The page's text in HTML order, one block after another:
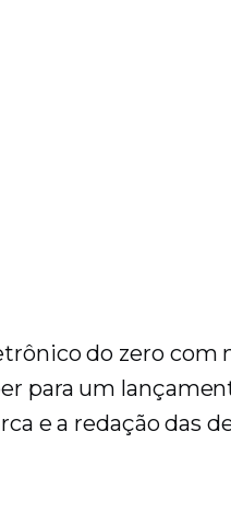
do zero com
para um
e a redação das